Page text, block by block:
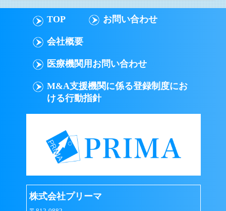
TOP お問い合わせ
会社概要
医療機関用お問い合わせ
M&A支援機関に係る登録制度にお
ける行動指針
株式会社プリーマ